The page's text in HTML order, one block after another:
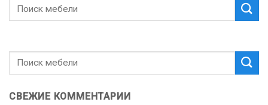
СВЕЖИЕ КОММЕНТАРИИ